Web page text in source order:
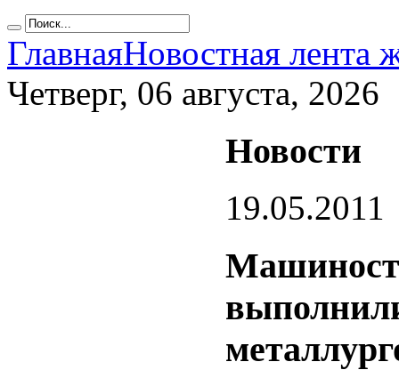
ГлавнаяНовостная лента
Четверг, 06 августа, 2026
Новости
19.05.2011